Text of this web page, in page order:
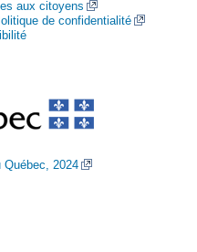
aux citoyens
de confidentialité
2024